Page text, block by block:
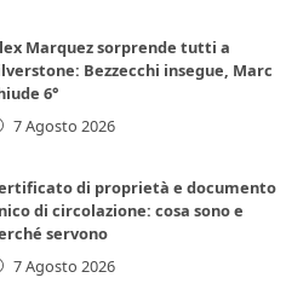
Marquez sorprende tutti a
Bezzecchi insegue, Marc
6°
7 Agosto 2026
di proprietà e documento
di circolazione: cosa sono e
servono
7 Agosto 2026